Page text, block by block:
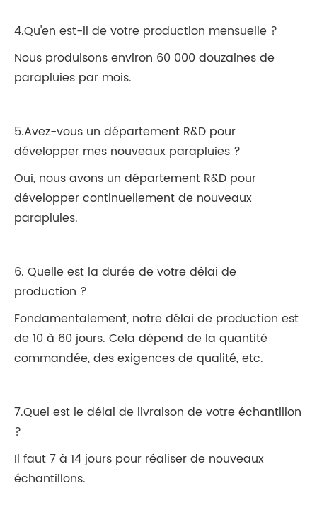
4.Qu'en est-il de votre production mensuelle ?
Nous produisons environ 60 000 douzaines de
parapluies par mois.
5.Avez-vous un département R&D pour
développer mes nouveaux parapluies ?
Oui, nous avons un département R&D pour
développer continuellement de nouveaux
parapluies.
6. Quelle est la durée de votre délai de
production ?
Fondamentalement, notre délai de production est
de 10 à 60 jours. Cela dépend de la quantité
commandée, des exigences de qualité, etc.
7.Quel est le délai de livraison de votre échantillon
?
Il faut 7 à 14 jours pour réaliser de nouveaux
échantillons.